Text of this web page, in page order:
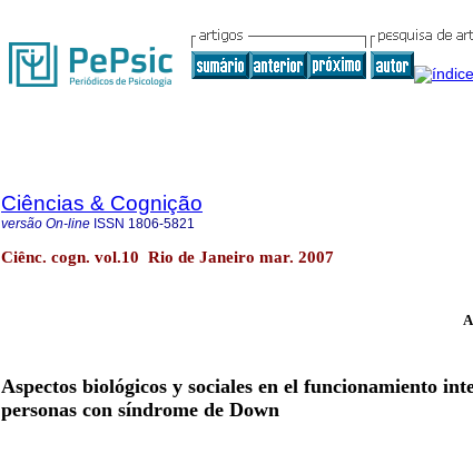
Ciências & Cognição
versão On-line ISSN 1806-5821
Ciênc. cogn. vol.10 Rio de Janeiro mar. 2007
Aspectos biológicos y sociales en el funcionamiento
personas con síndrome de Down